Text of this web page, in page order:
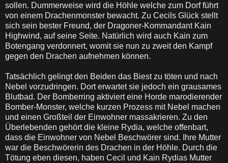
sollen. Dummerweise wird die Höhle welche zum Dorf führt
von einem Drachenmonster bewacht. Zu Cecils Glück stellt
sich sein bester Freund, der Dragoner-Kommandant Kain
Highwind, auf seine Seite. Natürlich wird auch Kain zum
Botengang verdonnert, womit sie nun zu zweit den Kampf
gegen den Drachen aufnehmen können.
Tatsächlich gelingt den Beiden das Biest zu töten und nach
Nebel vorzudringen. Dort erwartet sie jedoch ein grausames
Blutbad. Der Bomberring aktiviert eine Horde marodierender
Bomber-Monster, welche kurzen Prozess mit Nebel machen
und einen Großteil der Einwohner massakrieren. Zu den
Überlebenden gehört die kleine Rydia, welche offenbart,
dass die Einwohner von Nebel Beschwörer sind. Ihre Mutter
war die Beschwörerin des Drachen in der Höhle. Durch die
Tötung eben diesen, haben Cecil und Kain Rydias Mutter